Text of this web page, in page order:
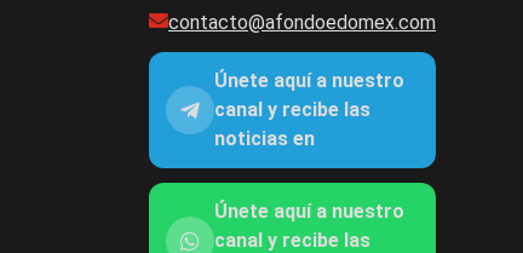
contacto@afondoedomex.com
Únete aquí a nuestro
canal y recibe las
noticias en
Únete aquí a nuestro
canal y recibe las